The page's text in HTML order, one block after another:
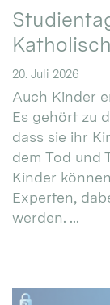
20. Juli 2026
Auch Kinder
Es gehört zu
dass sie ihr
dem Tod und
Kinder
Experten,
werden. ...